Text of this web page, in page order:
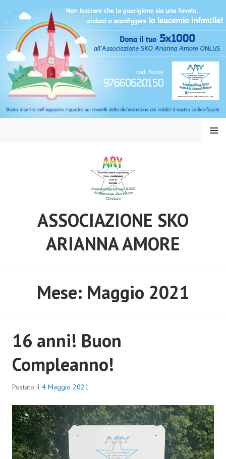
contenuto
ASSOCIAZIONE SKO
ARIANNA AMORE
MENU
Mese: Maggio 2021
16 anni! Buon
Compleanno!
Postato il 4 Maggio 2021